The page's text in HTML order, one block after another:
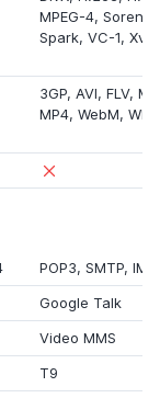
MPEG-4,
Spark, VC-1, Xvid
3GP, AVI, FLV,
MP4, WebM,
POP3, SMTP,
Google Talk
Video MMS
T9